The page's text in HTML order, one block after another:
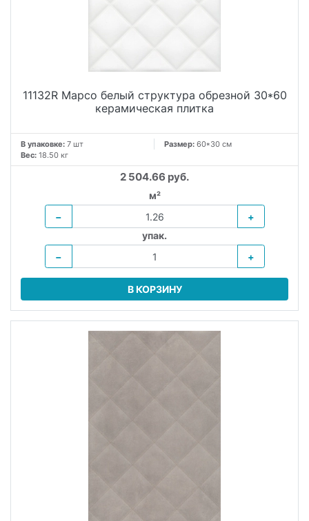
11132R Марсо белый структура обрезной 30*60
керамическая плитка
В упаковке: 7 шт Размер: 60*30 см
Вес: 18.50 кг
2 504.66 руб.
м²
−
+
упак.
−
+
В КОРЗИНУ